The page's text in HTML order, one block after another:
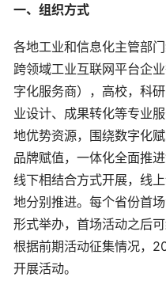
一、组织方式
各地工业和信息化主管部
跨领域工业互联网平台企
字化服务商），高校，科
业设计、成果转化等专业
地优势资源，围绕数字化
品牌赋值，一体化全面推
线下相结合方式开展，线
地分别推进。每个省份首
形式举办，首场活动之后
根据前期活动征集情况，
开展活动。